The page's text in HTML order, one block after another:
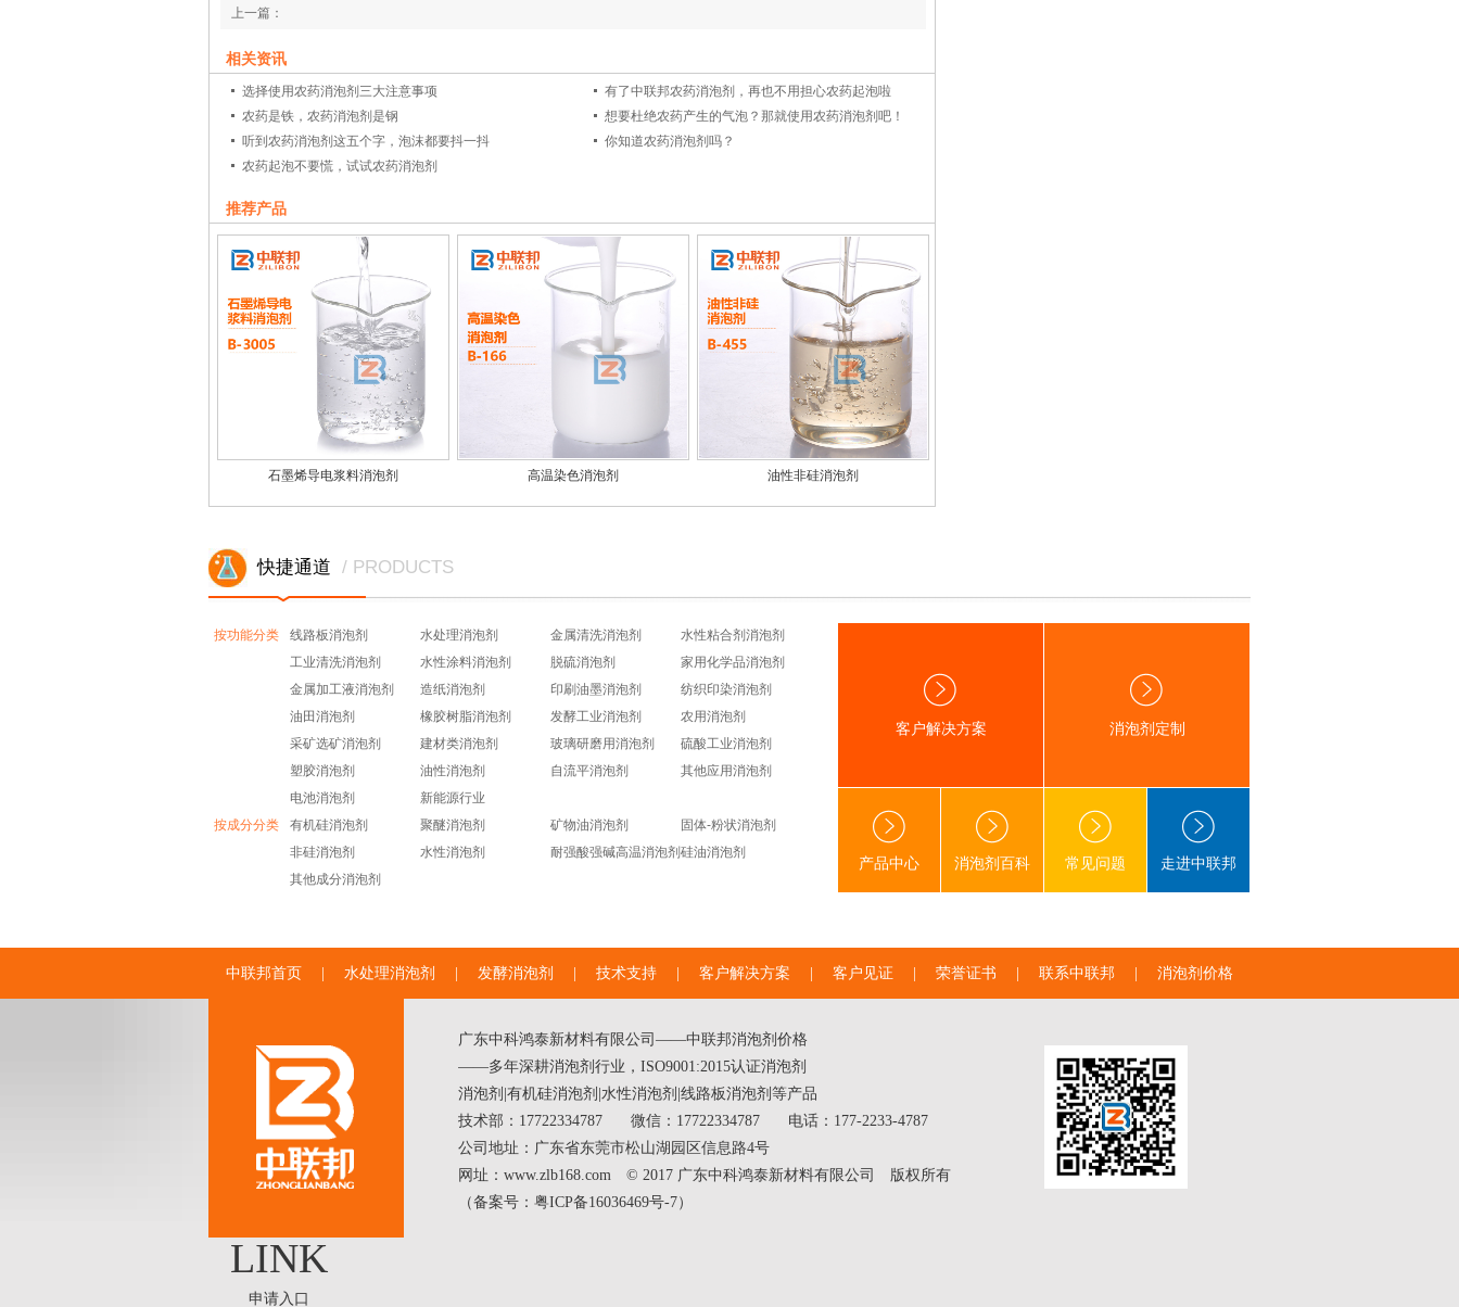
上一篇：
下一篇：
一个好的聚醚消泡剂生产厂家需要具备哪些因素？
相关资讯
选择使用农药消泡剂三大注意事项
有了中联邦农药消泡剂，再也不用担心农药起泡啦
农药是铁，农药消泡剂是钢
想要杜绝农药产生的气泡？那就使用农药消泡剂吧！
听到农药消泡剂这五个字，泡沫都要抖一抖
你知道农药消泡剂吗？
农药起泡不要慌，试试农药消泡剂
推荐产品
石墨烯导电浆料消泡剂 高温染色消泡剂 油性非硅消泡剂
快捷通道 / PRODUCTS
按功能分类 线路板消泡剂 水处理消泡剂 金属清洗消泡剂
水性粘合剂消泡剂
工业清洗消泡剂
水性涂料消泡剂 脱硫消泡剂
家用化学品消泡剂
金属加工液消泡剂
造纸消泡剂 印刷油墨消泡剂
纺织印染消泡剂
油田消泡剂
橡胶树脂消泡剂 发酵工业消泡剂
农用消泡剂
采矿选矿消泡剂
建材类消泡剂 玻璃研磨用消泡剂
硫酸工业消泡剂
塑胶消泡剂
油性消泡剂 自流平消泡剂
其他应用消泡剂
电池消泡剂
新能源行业
按成分分类
有机硅消泡剂 聚醚消泡剂 矿物油消泡剂
固体-粉状消泡剂
非硅消泡剂
水性消泡剂 耐强酸强碱高温消泡剂 硅油消泡剂
其他成分消泡剂
客户解决方案 消泡剂定制
产品中心 消泡剂百科 常见问题 走进中联邦
中联邦首页 水处理消泡剂 发酵消泡剂 技术支持 客户解决方案 客户见证 荣誉证书 联系中联邦 消泡剂价格
广东中科鸿泰新材料有限公司——中联邦消泡剂价格
——多年深耕消泡剂行业，ISO9001:2015认证消泡剂
消泡剂 有机硅消泡剂 水性消泡剂 |线路板消泡剂等产品
技术部：17722334787
微信：17722334787
电话：177-2233-4787
公司地址：广东省东莞市松山湖园区信息路4号
网址：www.zlb168.com © 2017 广东中科鸿泰新材料有限公司 版权所有
（备案号： 粤ICP备16036469号-7）
LINK
申请入口